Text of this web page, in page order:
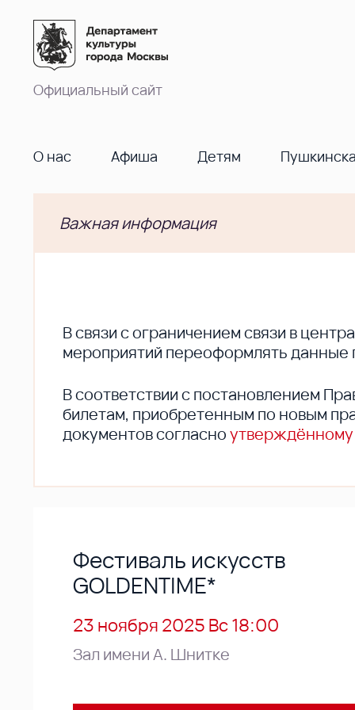
Официальный сайт
О нас Афиша Детям
Важная информация
В cвязи с ограничением связи в
мероприятий переоформлять данные
В соответствии с постановлением
билетам, приобретенным по новым
документов согласно
Фестиваль искусств
GOLDENTIME*
23 ноября 2025 Вс 18:00
Зал имени А. Шнитке